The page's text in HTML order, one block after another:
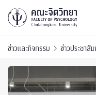
ข่าวและกิจกรรม ข่าวประชาสั